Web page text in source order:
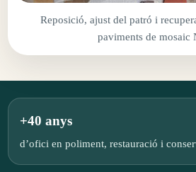
Reposició, ajust del patró i
paviments de mosaic
+40 anys
d’ofici en poliment, restauració i